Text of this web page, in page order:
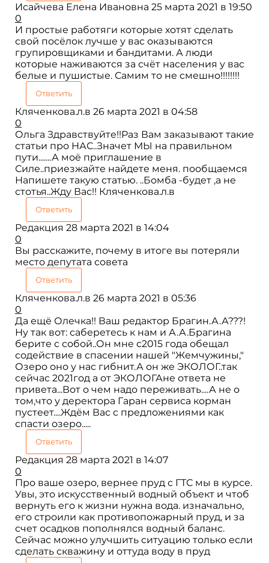
Исайчева Елена Ивановна 25 марта 2021 в 19:50
0
И простые работяги которые хотят сделать
свой посёлок лучше у вас оказываются
групировщиками и бандитами. А люди
которые наживаются за счёт населения у вас
белые и пушистые. Самим то не смешно!!!!!!!!
Ответить
Кляченкова.л.в 26 марта 2021 в 04:58
0
Ольга Здравствуйте!!Раз Вам заказывают такие
статьи про НАС..Значет МЫ на правильном
пути.......А моё приглашение в
Силе..приезжайте найдете меня. пообщаемся
Напишете такую статью. ..Бомба -будет ,а не
стотья..Жду Вас!! Кляченкова.л.в
Ответить
Редакция 28 марта 2021 в 14:04
0
Вы расскажите, почему в итоге вы потеряли
место депутата совета
Ответить
Кляченкова.л.в 26 марта 2021 в 05:36
0
Да ещё Олечка!! Ваш редактор Брагин.А.А???!
Ну так вот: саберетесь к нам и А.А.Брагина
берите с собой..Он мне с2015 года обещал
содействие в спасении нашей "Жемчужины,"
Озеро оно у нас гибнит.А он же ЭКОЛОГ..так
сейчас 2021год а от ЭКОЛОГАне ответа не
привета...Вот о чем надо переживать....А не о
том,что у деректора Гаран сервиса корман
пустеет....Ждём Вас с предложениями как
спасти озеро.....
Ответить
Редакция 28 марта 2021 в 14:07
0
Про ваше озеро, вернее пруд с ГТС мы в курсе.
Увы, это искусственный водный объект и чтоб
вернуть его к жизни нужна вода. изначально,
его строили как противопожарный пруд, и за
счет осадков пополнялся водный баланс.
Сейчас можно улучшить ситуацию только если
сделать скважину и оттуда воду в пруд